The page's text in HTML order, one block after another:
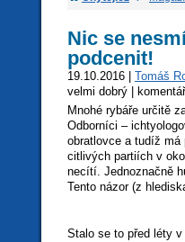
Nic se
podcenit!
19.10.2016 | Tomáš
velmi dobrý |
Mnohé rybáře určitě
Odborníci –
obratlovce a tudíž
citlivých partiích v
necítí. Jednoznačně
Tento názor (z
Stalo se to před léty v